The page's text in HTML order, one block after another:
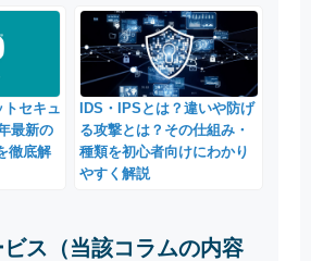
トセキュ
最新の
徹底解
IDS・IPSとは？違いや防げ
る攻撃とは？その仕組み・
種類を初心者向けにわかり
やすく解説
ス（当該コラムの内容